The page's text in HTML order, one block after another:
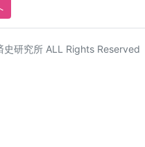
研究所 ALL Rights Reserved